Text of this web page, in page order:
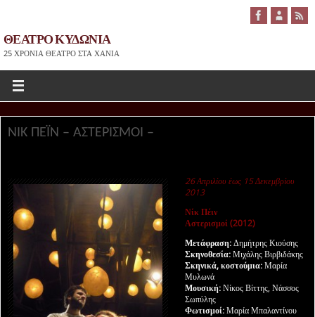
ΘΕΑΤΡΟ ΚΥΔΩΝΙΑ
25 ΧΡΟΝΙΑ ΘΕΑΤΡΟ ΣΤΑ ΧΑΝΙΑ
ΝΙΚ ΠΕΪΝ – ΑΣΤΕΡΙΣΜΟΙ –
26 Απριλίου έως 15 Δεκεμβρίου
2013
Νίκ Πέιν
Αστερισμοί(2012)
Μετάφραση:Δημήτρης Κιούσης
Σκηνοθεσία:Μιχάλης Βιρβιδάκης
Σκηνικά, κοστούμια:Μαρία
Μυλωνά
Μουσική:Νίκος Βίττης, Νάσσος
Σωπύλης
Φωτισμοί:Μαρία Μπαλαντίνου